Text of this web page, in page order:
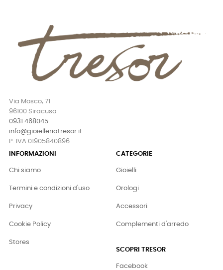
Via Mosco, 71
96100 Siracusa
0931 468045
info@gioielleriatresor.it
P. IVA 01905840896
INFORMAZIONI
Chi siamo
Termini e condizioni d'uso
Privacy
Cookie Policy
Stores
CATEGORIE
Gioielli
Orologi
Accessori
Complementi d'arredo
SCOPRI TRESOR
Facebook